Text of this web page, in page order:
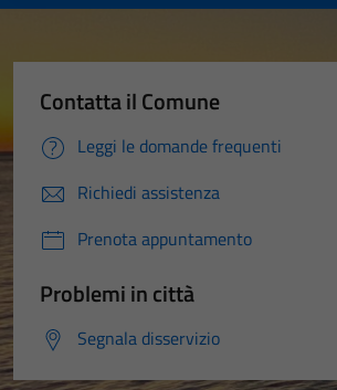
Contatta il Comune
Leggi le domande frequenti
Richiedi assistenza
Prenota appuntamento
Problemi in città
Segnala disservizio